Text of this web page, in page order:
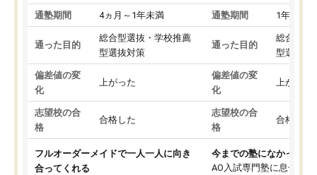
通塾期間 4ヵ月～1年未満
通った目的
総合型選抜・学校推薦
型選抜対策
偏差値の変
化
上がった
志望校の合
格
合格した
フルオーダーメイドで一人一人に向き
合ってくれる
通塾期間 1年以上
通った目的
総合型選
型選抜対
偏差値の変
化
上がった
志望校の合
格
合格した
今までの塾になかった
AO入試専門塾に息子を